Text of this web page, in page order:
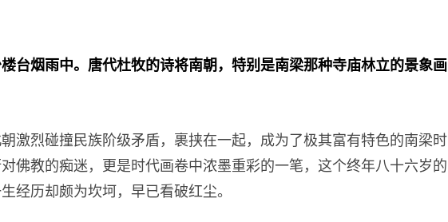
台烟雨中。唐代杜牧的诗将南朝，特别是南梁那种寺庙林立的景象画
激烈碰撞民族阶级矛盾，裹挟在一起，成为了极其富有特色的南梁时
佛教的痴迷，更是时代画卷中浓墨重彩的一笔，这个终年八十六岁的
经历却颇为坎坷，早已看破红尘。